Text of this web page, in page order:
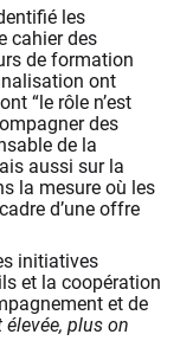
les
cahier des
de formation
ont
“le rôle n’est
des
de la
aussi sur la
la mesure où les
d’une offre
initiatives
et la coopération
et de
plus on